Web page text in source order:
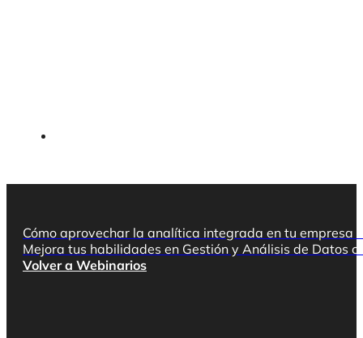
Cómo aprovechar la analítica integrada en tu empresa
Mejora tus habilidades en Gestión y Análisis de Datos
Volver a Webinarios